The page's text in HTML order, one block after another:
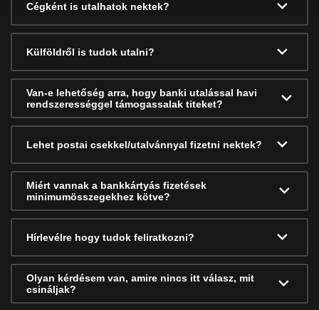
Cégként is utalhatok nektek?
Külföldről is tudok utalni?
Van-e lehetőség arra, hogy banki utalással havi
rendszerességgel támogassalak titeket?
Lehet postai csekkel/utalvánnyal fizetni nektek?
Miért vannak a bankkártyás fizetések
minimumösszegekhez kötve?
Hírlevélre hogy tudok feliratkozni?
Olyan kérdésem van, amire nincs itt válasz, mit
csináljak?